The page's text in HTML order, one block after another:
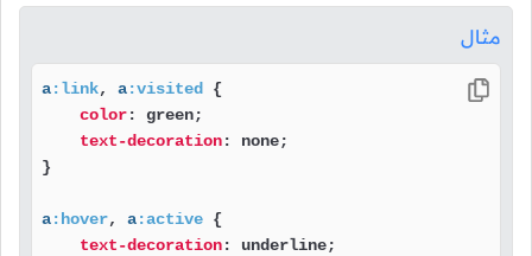
مثال
a:link, a:visited
{
color: green;
text-decoration: none;
}
a:hover, a:active {
text-decoration: underline;